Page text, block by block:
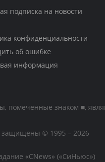
подписка на новости
конфиденциальности
об ошибке
информация
помеченные знаком ■,
защищены © 1995 – 2026
«CNews» («СиНьюс»)